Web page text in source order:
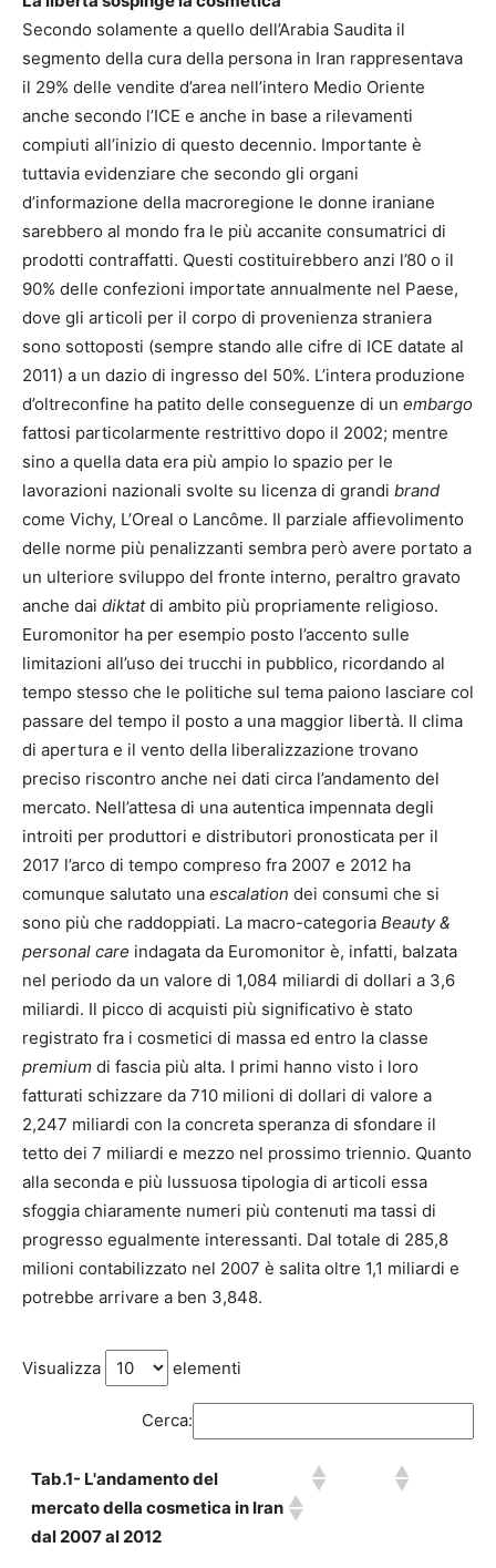
Secondo solamente a quello dell’Arabia Saudita il
segmento della cura della persona in Iran rappresentava
il 29% delle vendite d’area nell’intero Medio Oriente
anche secondo l’ICE e anche in base a rilevamenti
compiuti all’inizio di questo decennio. Importante è
tuttavia evidenziare che secondo gli organi
d’informazione della macroregione le donne iraniane
sarebbero al mondo fra le più accanite consumatrici di
prodotti contraffatti. Questi costituirebbero anzi l’80 o il
90% delle confezioni importate annualmente nel Paese,
dove gli articoli per il corpo di provenienza straniera
sono sottoposti (sempre stando alle cifre di ICE datate al
2011) a un dazio di ingresso del 50%. L’intera produzione
d’oltreconfine ha patito delle conseguenze di un embargo
fattosi particolarmente restrittivo dopo il 2002; mentre
sino a quella data era più ampio lo spazio per le
lavorazioni nazionali svolte su licenza di grandi brand
come Vichy, L’Oreal o Lancôme. Il parziale affievolimento
delle norme più penalizzanti sembra però avere portato a
un ulteriore sviluppo del fronte interno, peraltro gravato
anche dai diktatdi ambito più propriamente religioso.
Euromonitor ha per esempio posto l’accento sulle
limitazioni all’uso dei trucchi in pubblico, ricordando al
tempo stesso che le politiche sul tema paiono lasciare col
passare del tempo il posto a una maggior libertà. Il clima
di apertura e il vento della liberalizzazione trovano
preciso riscontro anche nei dati circa l’andamento del
mercato. Nell’attesa di una autentica impennata degli
introiti per produttori e distributori pronosticata per il
2017 l’arco di tempo compreso fra 2007 e 2012 ha
comunque salutato una escalation dei consumi che si
sono più che raddoppiati. La macro-categoria Beauty &
personal care indagata da Euromonitor è, infatti, balzata
nel periodo da un valore di 1,084 miliardi di dollari a 3,6
miliardi. Il picco di acquisti più significativo è stato
registrato fra i cosmetici di massa ed entro la classe
premium di fascia più alta. I primi hanno visto i loro
fatturati schizzare da 710 milioni di dollari di valore a
2,247 miliardi con la concreta speranza di sfondare il
tetto dei 7 miliardi e mezzo nel prossimo triennio. Quanto
alla seconda e più lussuosa tipologia di articoli essa
sfoggia chiaramente numeri più contenuti ma tassi di
progresso egualmente interessanti. Dal totale di 285,8
milioni contabilizzato nel 2007 è salita oltre 1,1 miliardi e
potrebbe arrivare a ben 3,848.
Visualizza elementi
Cerca:
Tab.1- L'andamento del
mercato della cosmetica in Iran
dal 2007 al 2012